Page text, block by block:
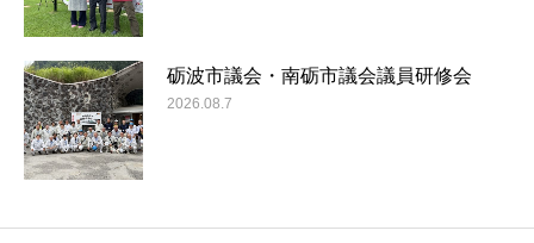
砺波市議会・南砺市議会議員研修会
2026.08.7